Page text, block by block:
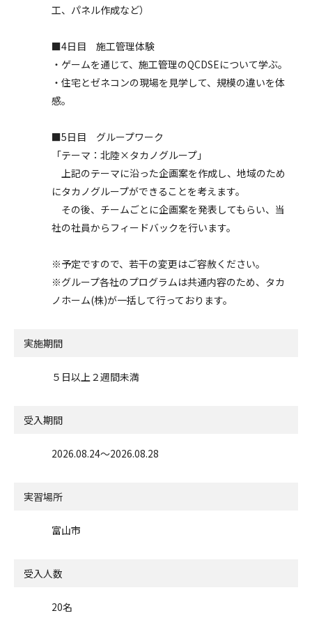
工、パネル作成など）
■4日目 施工管理体験
・ゲームを通じて、施工管理のQCDSEについて学ぶ。
・住宅とゼネコンの現場を見学して、規模の違いを体
感。
■5日目 グループワーク
「テーマ：北陸×タカノグループ」
上記のテーマに沿った企画案を作成し、地域のため
にタカノグループができることを考えます。
その後、チームごとに企画案を発表してもらい、当
社の社員からフィードバックを行います。
※予定ですので、若干の変更はご容赦ください。
※グループ各社のプログラムは共通内容のため、タカ
ノホーム(株)が一括して行っております。
実施期間
５日以上２週間未満
受入期間
2026.08.24〜2026.08.28
実習場所
富山市
受入人数
20名